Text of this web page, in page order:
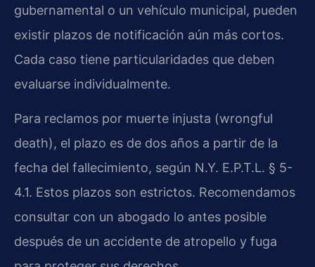
gubernamental o un vehículo municipal, pueden
existir plazos de notificación aún más cortos.
Cada caso tiene particularidades que deben
evaluarse individualmente.
Para reclamos por muerte injusta (wrongful
death), el plazo es de dos años a partir de la
fecha del fallecimiento, según N.Y. E.P.T.L. § 5-
4.1. Estos plazos son estrictos. Recomendamos
consultar con un abogado lo antes posible
después de un accidente de atropello y fuga